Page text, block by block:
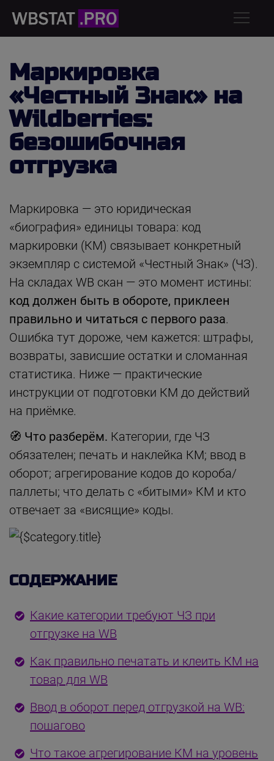
Маркировка
«Честный Знак» на
Wildberries:
безошибочная
отгрузка
Маркировка — это юридическая
«биография» единицы товара: код
маркировки (КМ) связывает конкретный
экземпляр с системой «Честный Знак» (ЧЗ).
На складах WB скан — это момент истины:
код должен быть в обороте, приклеен
правильно и читаться с первого раза.
Ошибка тут дороже, чем кажется: штрафы,
возвраты, зависшие остатки и сломанная
статистика. Ниже — практические
инструкции от подготовки КМ до действий
на приёмке.
🧭 Что разберём. Категории, где ЧЗ
обязателен; печать и наклейка КМ; ввод в
оборот; агрегирование кодов до короба/
паллеты; что делать с «битыми» КМ и кто
отвечает за «висящие» коды.
СОДЕРЖАНИЕ
Какие категории требуют ЧЗ при
отгрузке на WB
Как правильно печатать и клеить КМ на
товар для WB
Ввод в оборот перед отгрузкой на WB:
пошагово
Что такое агрегирование КМ на уровень